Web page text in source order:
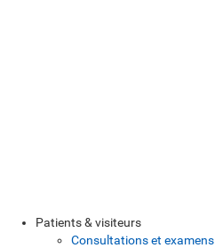
Patients & visiteurs
Consultations et examens